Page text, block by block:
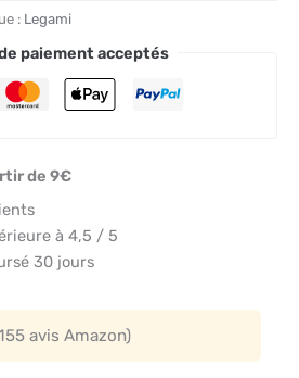
: Legami
paiement acceptés
de 9€
à 4,5 / 5
30 jours
avis Amazon)